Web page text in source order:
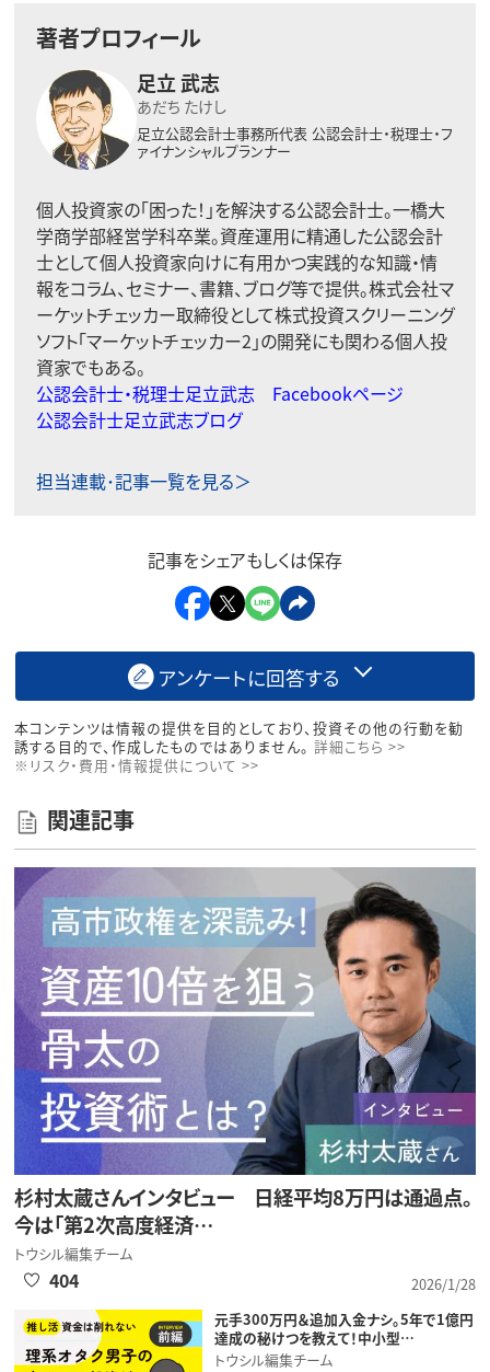
著者プロフィール
足立 武志
あだち たけし
足立公認会計士事務所代表 公認会計士・税理士・フ
ァイナンシャルプランナー
個人投資家の「困った！」を解決する公認会計士。一橋大
学商学部経営学科卒業。資産運用に精通した公認会計
士として個人投資家向けに有用かつ実践的な知識・情
報をコラム、セミナー、書籍、ブログ等で提供。株式会社マ
ーケットチェッカー取締役として株式投資スクリーニング
ソフト「マーケットチェッカー2」の開発にも関わる個人投
資家でもある。
公認会計士・税理士足立武志 Facebookページ
公認会計士足立武志ブログ
担当連載･記事一覧を見る＞
記事をシェアもしくは保存
アンケートに回答する
本コンテンツは情報の提供を目的としており、投資その他の行動を勧
誘する目的で、作成したものではありません。 詳細こちら >>
※リスク・費用・情報提供について >>
関連記事
杉村太蔵さんインタビュー 日経平均8万円は通過点。
今は「第2次高度経済…
トウシル編集チーム
2026/1/28
404
元手300万円＆追加入金ナシ。5年で1億円
達成の秘けつを教えて！中小型…
トウシル編集チーム